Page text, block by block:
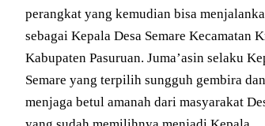
perangkat yang kemudian bisa
sebagai Kepala Desa Semare Kecamatan
Kabupaten Pasuruan. Juma’asin selaku
Semare yang terpilih sungguh gembira
menjaga betul amanah dari masyarakat